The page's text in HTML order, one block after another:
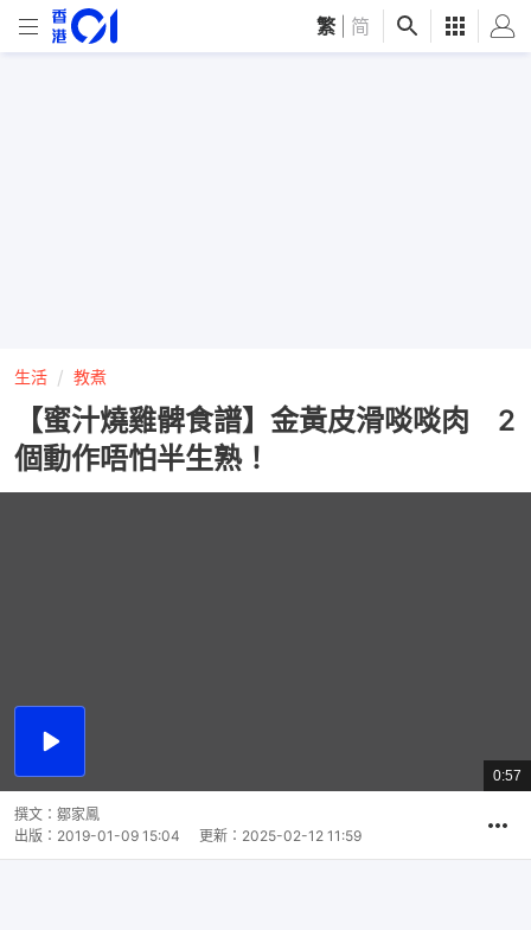
繁 简
生活 教煮
【蜜汁燒雞髀食譜】金黃皮滑啖啖肉 2
個動作唔怕半生熟！
播
總
共
0:57
撰文： 鄒家鳳
出版： 2019-01-09 15:04 更新： 2025-02-12 11:59